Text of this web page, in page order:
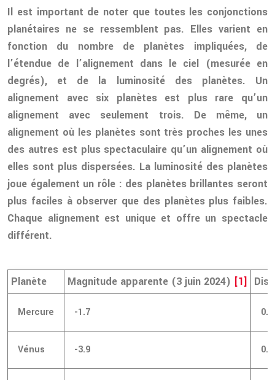
Il est important de noter que toutes les conjonctions
planétaires ne se ressemblent pas. Elles varient en
fonction du nombre de planètes impliquées, de
l’étendue de l’alignement dans le ciel (mesurée en
degrés), et de la luminosité des planètes. Un
alignement avec six planètes est plus rare qu’un
alignement avec seulement trois. De même, un
alignement où les planètes sont très proches les unes
des autres est plus spectaculaire qu’un alignement où
elles sont plus dispersées. La luminosité des planètes
joue également un rôle : des planètes brillantes seront
plus faciles à observer que des planètes plus faibles.
Chaque alignement est unique et offre un spectacle
différent.
Planète Magnitude apparente (3 juin 2024) [1]
Mercure -1.7
Vénus -3.9